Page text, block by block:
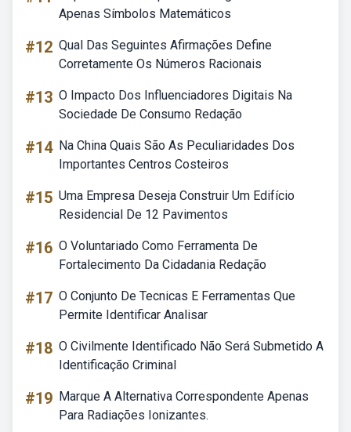
Apenas Símbolos Matemáticos
#12 Qual Das Seguintes Afirmações Define
Corretamente Os Números Racionais
#13 O Impacto Dos Influenciadores Digitais Na
Sociedade De Consumo Redação
#14 Na China Quais São As Peculiaridades Dos
Importantes Centros Costeiros
#15 Uma Empresa Deseja Construir Um Edifício
Residencial De 12 Pavimentos
#16 O Voluntariado Como Ferramenta De
Fortalecimento Da Cidadania Redação
#17 O Conjunto De Tecnicas E Ferramentas Que
Permite Identificar Analisar
#18 O Civilmente Identificado Não Será Submetido A
Identificação Criminal
#19 Marque A Alternativa Correspondente Apenas
Para Radiações Ionizantes.